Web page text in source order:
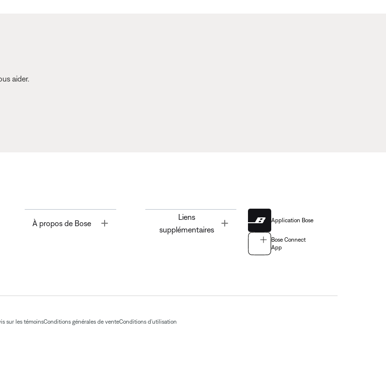
aider.
À propos de Bose Toggle
Liens
supplémentaires
Application Bose
Bose Connect
App
sur les témoinsConditions générales de venteConditions d'utilisation